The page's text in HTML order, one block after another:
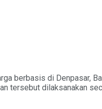
berbasis di Denpasar,
tersebut dilaksanakan